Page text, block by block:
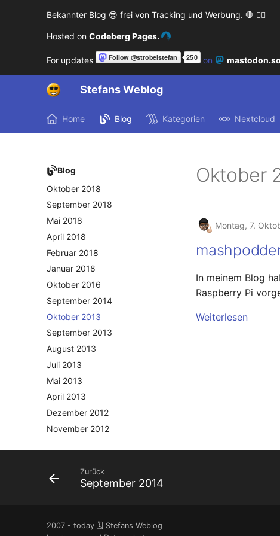
Bekannter Blog 😎 frei von Tracking und Werbung. 🛑 🙅‍♂️
Hosted on Codeberg Pages.
For updates on
Stefans Weblog
Home Blog Kategorien Nextcloud
Blog
September 2020
April 2020
März 2020
Februar 2020
November 2019
November 2018
Oktober 2018
September 2018
Mai 2018
April 2018
Februar 2018
Januar 2018
Oktober 2016
September 2014
Oktober 2013
September 2013
August 2013
Juli 2013
Mai 2013
April 2013
Dezember 2012
November 2012
August 2012
Dezember 2010
Oktober
Montag, 7.
In meinem Blog
Raspberry Pi
Weiterlesen
Zurück
September 2014
2007 - today 🗓️ Stefans Weblog